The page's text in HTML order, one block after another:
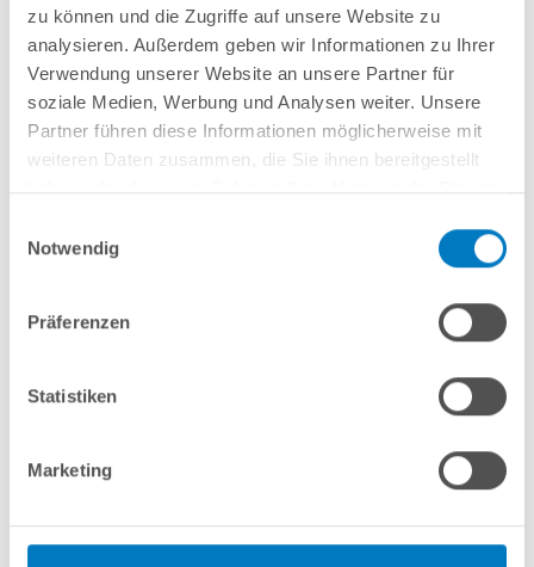
zu können und die Zugriffe auf unsere Website zu
analysieren. Außerdem geben wir Informationen zu Ihrer
Verwendung unserer Website an unsere Partner für
soziale Medien, Werbung und Analysen weiter. Unsere
Partner führen diese Informationen möglicherweise mit
weiteren Daten zusammen, die Sie ihnen bereitgestellt
Notwendig
Präferenzen
Statistiken
Marketing
starker Aluminium-Wand in silbergrau/Weißaluminium + sehr passgenauer,
0,9 mm starker geprägter 4D PVC-Poolfolie in "Mystic Lake Green"mit
Einhängebiese+Kombi-Spezialhandlauf aus hochwertigem und stabilem
Aluminiumsowie Bodenschienen aus Kunststoff.
Vergleichen Merken
Fragen? Wir helfen Ihnen gerne weiter:
Anfrageformular
Produktbeschreibung